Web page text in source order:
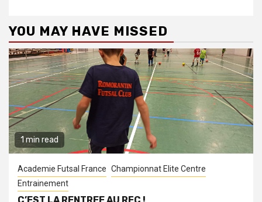
YOU MAY HAVE MISSED
1 min read
Academie Futsal France Championnat Elite Centre
Entrainement